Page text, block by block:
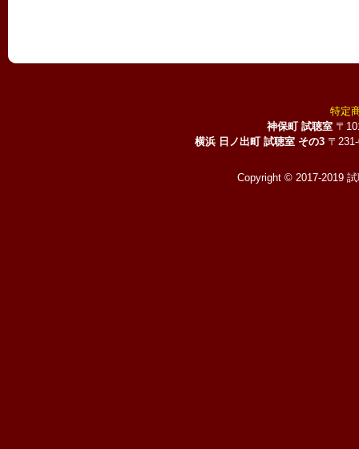
特定
神保町 試聴室 〒
横浜 日ノ出町 試聴室 その3 〒
Copyright © 2017-2019